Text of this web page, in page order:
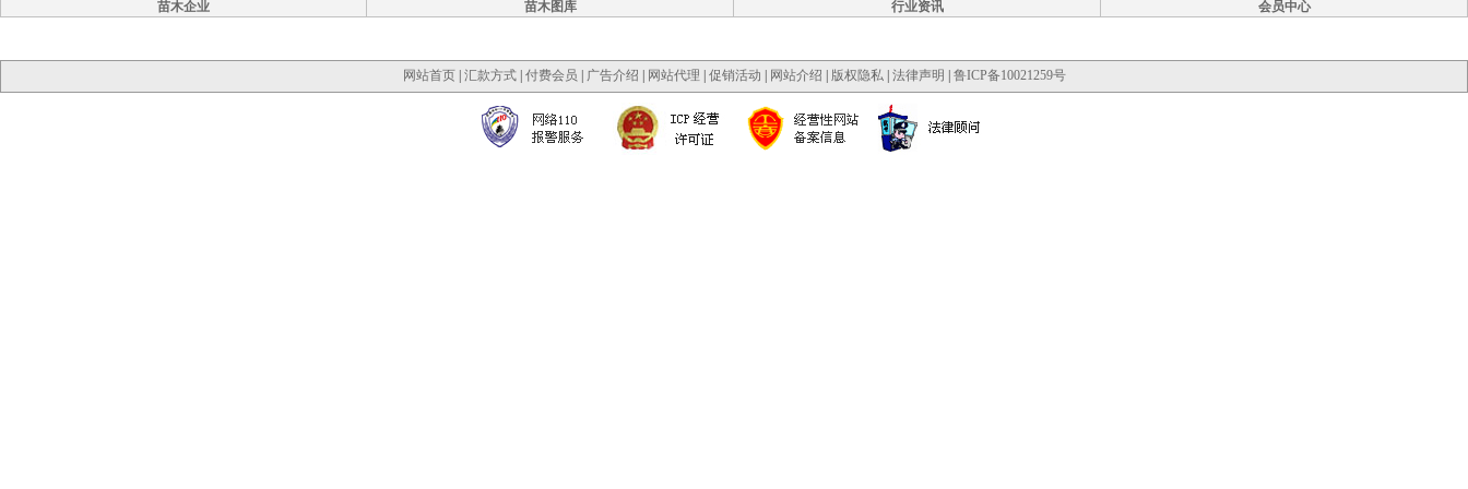
苗木企业 苗木图库 行业资讯 会员中心
网站首页| 汇款方式| 付费会员 广告介绍 网站代理 促销活动 网站介绍 版权隐私| 法律声明 鲁ICP备10021259号